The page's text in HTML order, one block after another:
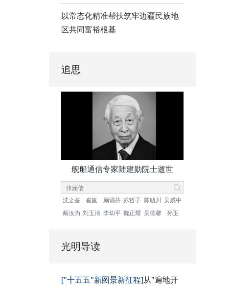
以常态化精准帮扶筑牢边疆民族地
区共同富裕根基
追思
舰船通信专家陆建勋院士逝世
沈之荃 崔崑 顾诵芬 苏哲子 陈毓川
吴咸中
戴汝为 刘玉清 李幼平 魏正耀 吴德馨 孙玉
光明导读
["十五五"新图景新征程]从"遍地开